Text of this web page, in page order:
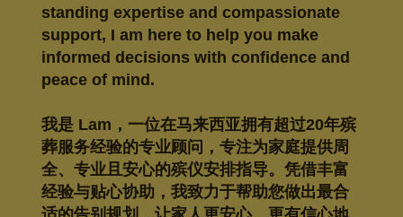
standing expertise and compassionate
support, I am here to help you make
informed decisions with confidence and
peace of mind.
我是 Lam，一位在马来西亚拥有超过20年殡
葬服务经验的专业顾问，专注为家庭提供周
全、专业且安心的殡仪安排指导。凭借丰富
经验与贴心协助，我致力于帮助您做出最合